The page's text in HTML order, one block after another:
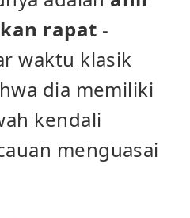
rapat -
waktu klasik
dia memiliki
kendali
menguasai